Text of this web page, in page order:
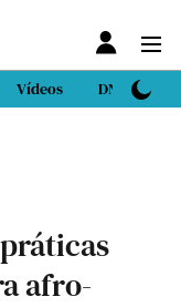
Vídeos DN Sport
afro-